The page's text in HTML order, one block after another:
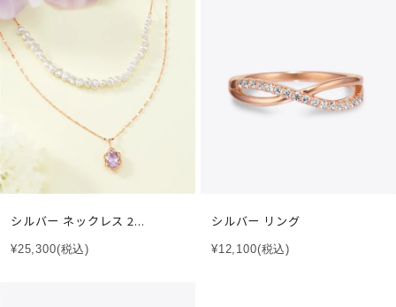
シルバー ネックレス 2...
¥25,300(税込)
シルバー リング
¥12,100(税込)